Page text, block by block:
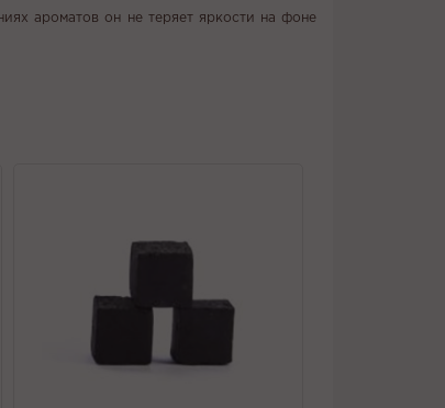
ароматов он не теряет яркости на фоне